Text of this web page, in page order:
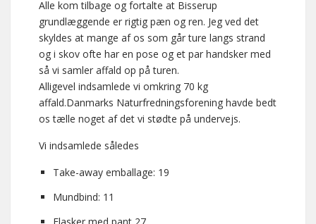
Alle kom tilbage og fortalte at Bisserup
grundlæggende er rigtig pæn og ren. Jeg ved det
skyldes at mange af os som går ture langs strand
og i skov ofte har en pose og et par handsker med
så vi samler affald op på turen.
Alligevel indsamlede vi omkring 70 kg
affald.Danmarks Naturfredningsforening havde bedt
os tælle noget af det vi stødte på undervejs.
Vi indsamlede således
Take-away emballage: 19
Mundbind: 11